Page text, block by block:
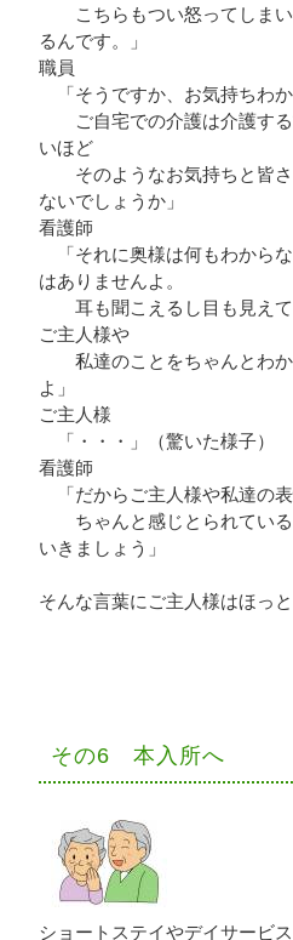
こちらもつい怒ってしまい
るんです。」
職員
「そうですか、お気持ちわか
ご自宅での介護は介護する
いほど
そのようなお気持ちと皆さ
ないでしょうか」
看護師
「それに奥様は何もわから
はありませんよ。
耳も聞こえるし目も見えて
ご主人様や
私達のことをちゃんとわか
よ」
ご主人様
「・・・」（驚いた様子）
看護師
「だからご主人様や私達の
ちゃんと感じとられている
いきましょう」
そんな言葉にご主人様はほっ
その6 本入所へ
ショートステイやデイサービ